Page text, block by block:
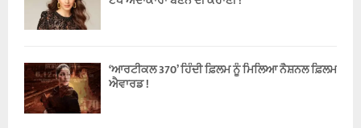
‘ਆਰਟੀਕਲ 370’ ਹਿੰਦੀ ਫ਼ਿਲਮ ਨੂੰ ਮਿਲਿਆ ਨੈਸ਼ਨਲ ਫ਼ਿਲਮ
ਐਵਾਰਡ !